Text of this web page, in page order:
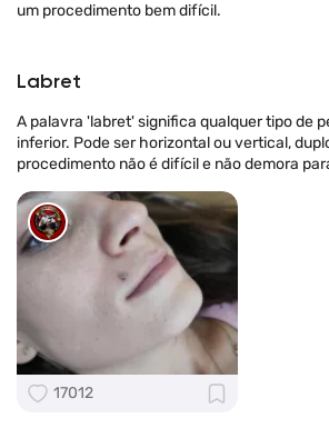
um procedimento bem difícil.
Labret
A palavra 'labret' significa qualquer tipo de
inferior. Pode ser horizontal ou vertical,
procedimento não é difícil e não demora
17012